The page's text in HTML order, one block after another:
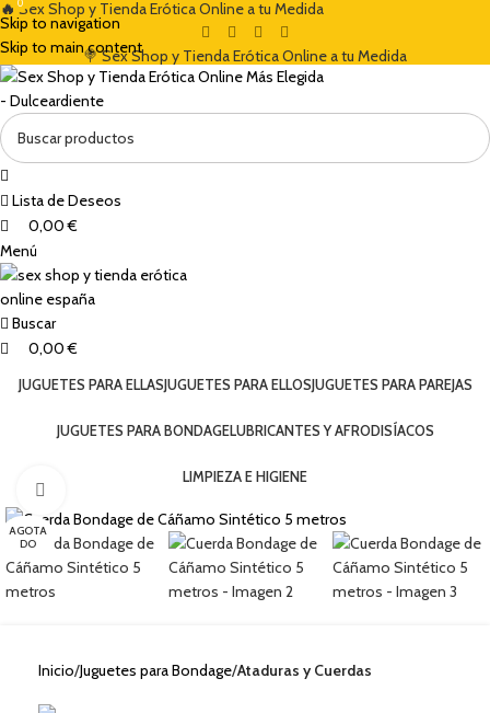
Skip to navigation
Skip to main content
🔥Sex Shop y Tienda Erótica Online a tu Medida
🍭 Sex Shop y Tienda Erótica Online a tu Medida
Lista de Deseos
0
0,00€
Menú
Buscar
0
0,00€
JUGUETES PARA ELLASJUGUETES PARA ELLOSJUGUETES PARA PAREJAS
JUGUETES PARA BONDAGELUBRICANTES Y AFRODISÍACOS
LIMPIEZA E HIGIENE
AGOTA
DO
Inicio Juguetes para Bondage Ataduras y Cuerdas